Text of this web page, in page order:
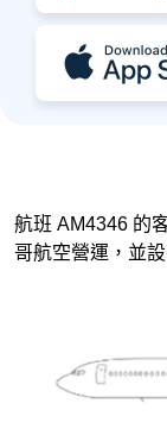
航班 AM4346 的
哥航空營運，並